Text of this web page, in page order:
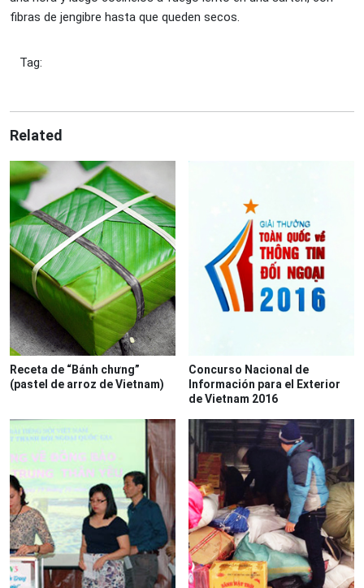
fibras de jengibre hasta que queden secos.
Tag:
Related
Receta de “Bánh chưng”
(pastel de arroz de Vietnam)
Concurso Nacional de
Información para el Exterior
de Vietnam 2016